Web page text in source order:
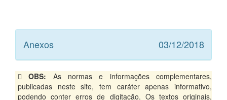
Anexos 03/12/2018
OBS: As normas e informações complementares,
publicadas neste site, tem caráter apenas informativo,
podendo conter erros de digitação. Os textos originais,